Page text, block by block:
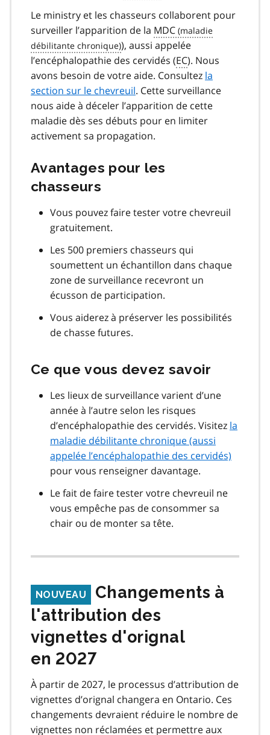
Le ministry et les chasseurs collaborent pour
surveiller l’apparition de la MDC
), aussi appelée
l’encéphalopathie des cervidés (EC). Nous
avons besoin de votre aide. Consultez la
section sur le chevreuil. Cette surveillance
nous aide à déceler l’apparition de cette
maladie dès ses débuts pour en limiter
activement sa propagation.
Avantages pour les
chasseurs
Vous pouvez faire tester votre chevreuil
gratuitement.
Les 500 premiers chasseurs qui
soumettent un échantillon dans chaque
zone de surveillance recevront un
écusson de participation.
Vous aiderez à préserver les possibilités
de chasse futures.
Ce que vous devez savoir
Les lieux de surveillance varient d’une
année à l’autre selon les risques
d’encéphalopathie des cervidés. Visitez la
maladie débilitante chronique (aussi
appelée l’encéphalopathie des cervidés)
pour vous renseigner davantage.
Le fait de faire tester votre chevreuil ne
vous empêche pas de consommer sa
chair ou de monter sa tête.
NOUVEAU
Changements à
l'attribution des
vignettes d'orignal
en 2027
À partir de 2027, le processus d’attribution de
vignettes d’orignal changera en Ontario. Ces
changements devraient réduire le nombre de
vignettes non réclamées et permettre aux